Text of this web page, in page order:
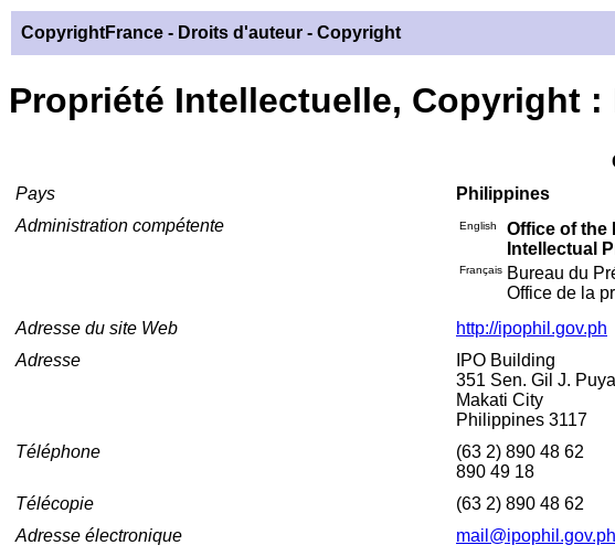
CopyrightFrance - Droits d'auteur - Copyright
Propriété Intellectuelle, Copyright
Pays
Philippines
Administration compétente
English
Office of the
Intellectual
Français Bureau du
Office de la
Adresse du site Web
http://ipophil.gov.ph
Adresse
IPO Building
351 Sen. Gil J.
Makati City
Philippines 3117
Téléphone
(63 2) 890 48 62
890 49 18
Télécopie
(63 2) 890 48 62
Adresse électronique
mail@ipophil.gov.ph